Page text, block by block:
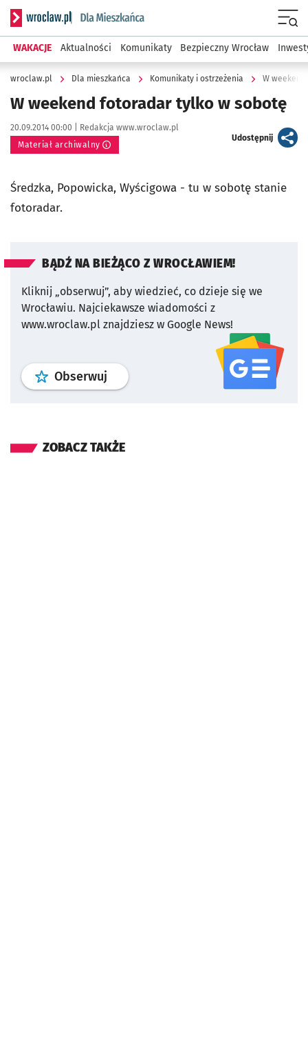
Serwis informacyjny wroclaw.pl podserwis: Dla mieszkańca
WAKACJE Aktualności Komunikaty Bezpieczny Wrocław
wroclaw.pl Dla mieszkańca Komunikaty i ostrzeżenia W
W weekend fotoradar tylko w sobotę
Data publikacji:
20.09.2014 00:00 | Autor:
Redakcja www.wroclaw.pl
Materiał archiwalny
Udostępnijartykuł
Średzka, Popowicka, Wyścigowa - tu w sobotę stanie
fotoradar.
BĄDŹ NA BIEŻĄCO Z WROCŁAWIEM!
Kliknij „obserwuj”, aby wiedzieć, co dzieje się we
Wrocławiu. Najciekawsze wiadomości z
www.wroclaw.pl znajdziesz w Google News!
Obserwuj profil serwisu
ZOBACZ TAKŻE